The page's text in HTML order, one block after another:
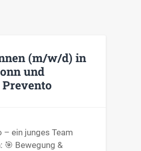
(m/w/d) in
und
– ein junges Team
🎯 Bewegung &